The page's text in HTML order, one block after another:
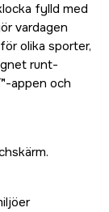
fylld med
vardagen
olika sporter,
runt-
appen och